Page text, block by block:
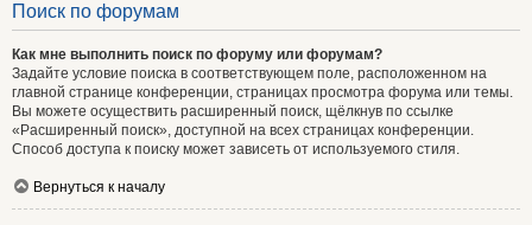
Поиск по форумам
Как мне выполнить поиск по форуму или форумам?
Задайте условие поиска в соответствующем поле, расположенном на
главной странице конференции, страницах просмотра форума или темы.
Вы можете осуществить расширенный поиск, щёлкнув по ссылке
«Расширенный поиск», доступной на всех страницах конференции.
Способ доступа к поиску может зависеть от используемого стиля.
Вернуться к началу